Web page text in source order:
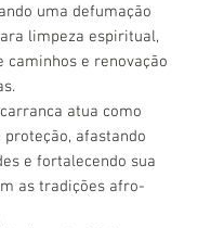
uma defumação
limpeza espiritual,
caminhos e renovação
atua como
proteção, afastando
e fortalecendo sua
as tradições afro-